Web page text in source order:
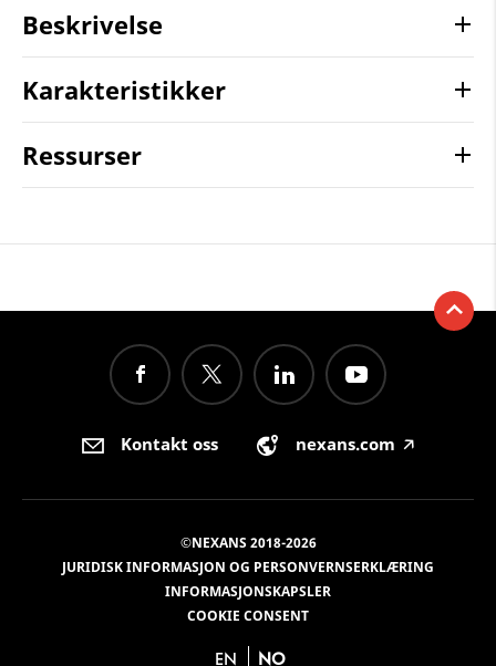
Beskrivelse
Karakteristikker
Ressurser
Kontakt oss nexans.com 🡥
©NEXANS 2018-2026
JURIDISK INFORMASJON OG PERSONVERNSERKLÆRING
INFORMASJONSKAPSLER
COOKIE CONSENT
EN NO